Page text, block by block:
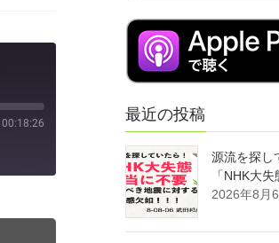
00:18:26 最近の投稿
源流を探し
「NHK大
2026年8月